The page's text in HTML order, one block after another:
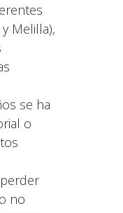
Melilla),
se ha
o
no